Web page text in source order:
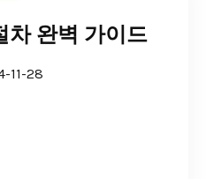
차 완벽 가이드
11-28